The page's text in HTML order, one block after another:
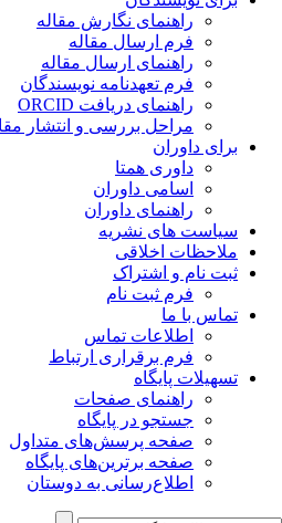
راهنمای نگارش مقاله
فرم ارسال مقاله
راهنمای ارسال مقاله
فرم تعهدنامه نویسندگان
راهنمای دریافت ORCID
مراحل بررسی و انتشار
برای داوران
داوری همتا
اسامی داوران
راهنمای داوران
سیاست های نشریه
ملاحظات اخلاقی
ثبت نام و اشتراک
فرم ثبت نام
تماس با ما
اطلاعات تماس
فرم برقراری ارتباط
تسهیلات پایگاه
راهنمای صفحات
جستجو در پایگاه
صفحه پرسش‌های متداول
صفحه برترین‌های پایگاه
اطلاع‌رسانی به دوستان